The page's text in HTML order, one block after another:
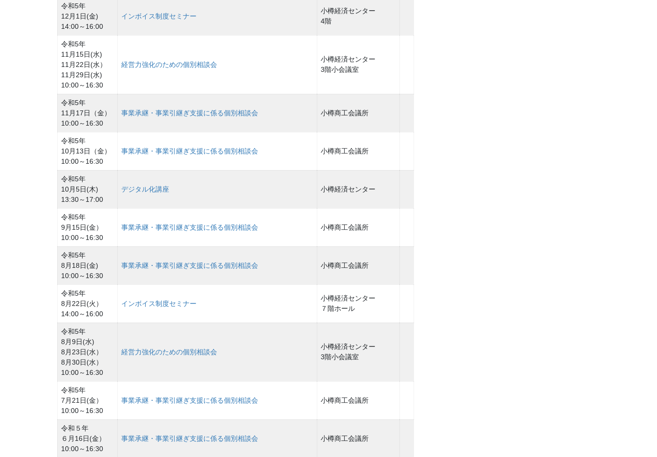
令和5年
12月1日(金)
14:00～16:00
インボイス制度セミナー
小樽経済センター
4階
令和5年
11月15日(水)
11月22日(水）
11月29日(水)
10:00～16:30
経営力強化のための個別相談会
小樽経済センター
3階小会議室
令和5年
11月17日（金）
10:00～16:30
事業承継・事業引継ぎ支援に係る個別相談会 小樽商工会議所
令和5年
10月13日（金）
10:00～16:30
事業承継・事業引継ぎ支援に係る個別相談会 小樽商工会議所
令和5年
10月5日(木)
13:30～17:00
デジタル化講座 小樽経済センター
令和5年
9月15日(金）
10:00～16:30
事業承継・事業引継ぎ支援に係る個別相談会 小樽商工会議所
令和5年
8月18日(金)
10:00～16:30
事業承継・事業引継ぎ支援に係る個別相談会 小樽商工会議所
令和5年
8月22日(火）
14:00～16:00
インボイス制度セミナー
小樽経済センター
７階ホール
令和5年
8月9日(水)
8月23日(水）
8月30日(水）
10:00～16:30
経営力強化のための個別相談会
小樽経済センター
3階小会議室
令和5年
7月21日(金）
10:00～16:30
事業承継・事業引継ぎ支援に係る個別相談会 小樽商工会議所
令和５年
６月16日(金）
10:00～16:30
事業承継・事業引継ぎ支援に係る個別相談会 小樽商工会議所